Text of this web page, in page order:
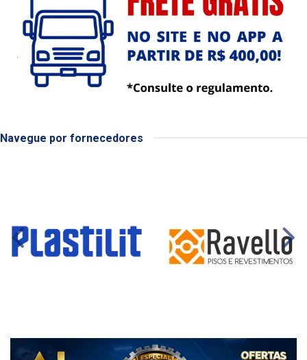
Navegue por fornecedores